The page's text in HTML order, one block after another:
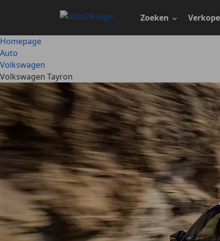
Zoeken
Homepage
Auto
Volkswagen
Volkswagen Tayron